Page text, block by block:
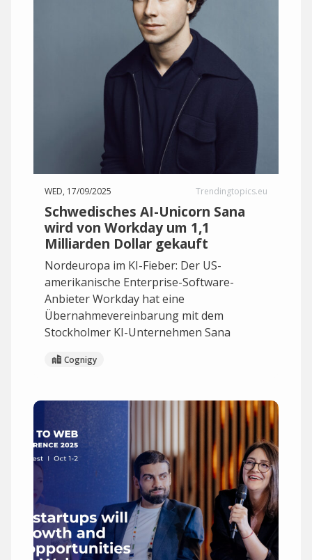
WED, 17/09/2025 Trendingtopics.eu
Schwedisches AI-Unicorn Sana
wird von Workday um 1,1
Milliarden Dollar gekauft
Nordeuropa im KI-Fieber: Der US-
amerikanische Enterprise-Software-
Anbieter Workday hat eine
Übernahmevereinbarung mit dem
Stockholmer KI-Unternehmen Sana
Cognigy